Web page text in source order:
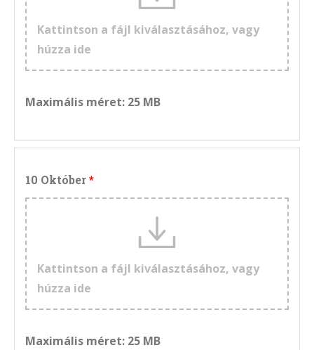
Kattintson a fájl kiválasztásához, vagy
húzza ide
Maximális méret: 25 MB
10 Október
Kattintson a fájl kiválasztásához, vagy
húzza ide
Maximális méret: 25 MB